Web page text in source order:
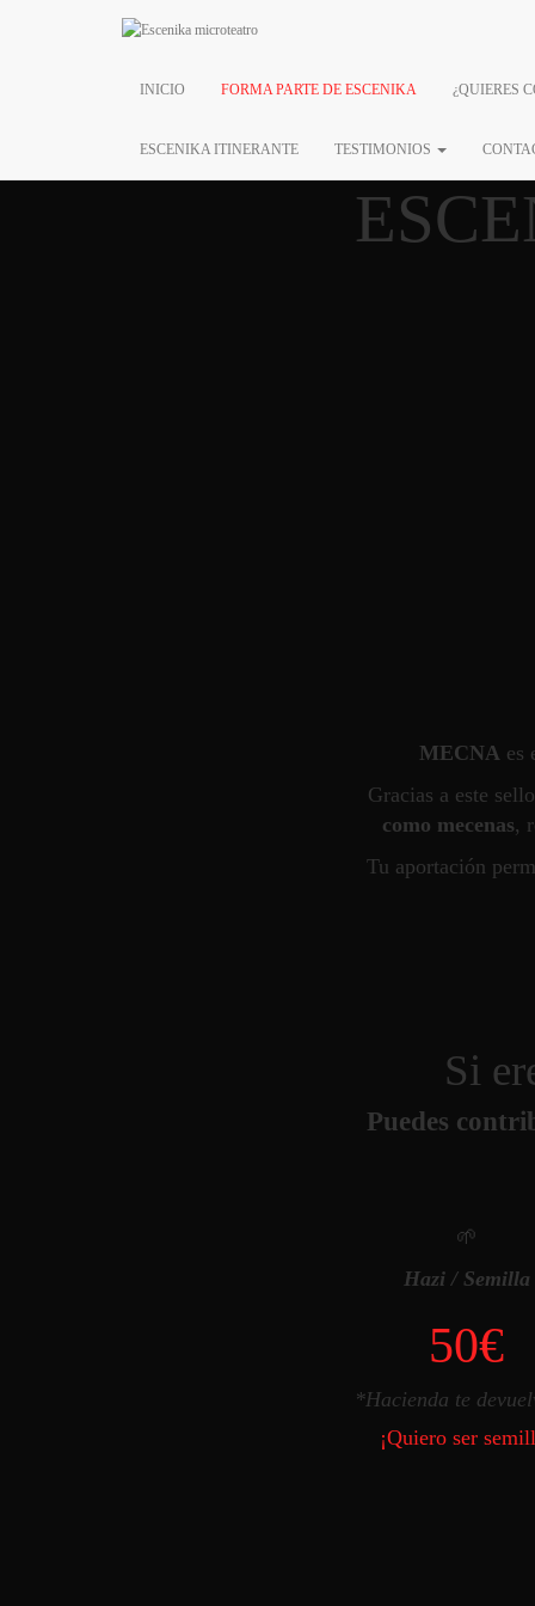
INICIO FORMA PARTE DE ESCENIKA ¿QUIERES
ESCENIKA ITINERANTE TESTIMONIOS
MECNA es
Gracias a este
como mecenas,
Tu aportación
Si
Puedes
🌱
Hazi / Semilla
50€
*Hacienda te
¡Quiero ser